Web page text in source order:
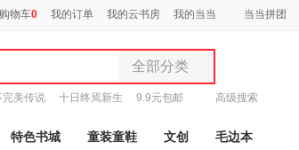
购物车0 我的订单 我的云书房 我的当当 当当拼团
全部分类
全部分类
图书
完美传说 十日终焉新生 9.9元包邮 高级搜索
特色书城 童装童鞋 文创 毛边本